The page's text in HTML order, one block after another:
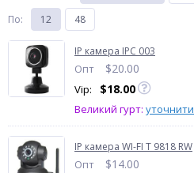
По: 12 48
IP камера IPC 003
Опт $20.00
Vip: $18.00
Великий гурт: уточнити
IP камера WI-FI T 9818 RW
Опт $14.00